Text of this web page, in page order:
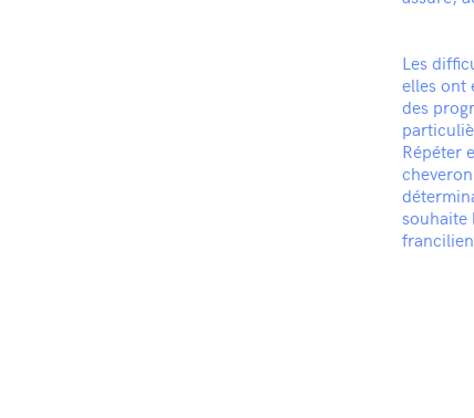
Les
elles ont
des
Répéter
souhaite